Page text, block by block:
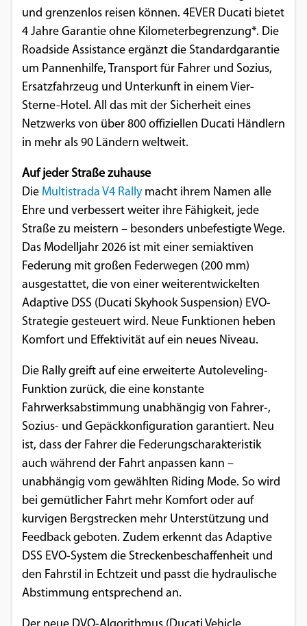
und grenzenlos reisen können. 4EVER Ducati bietet
4 Jahre Garantie ohne Kilometerbegrenzung*. Die
Roadside Assistance ergänzt die Standardgarantie
um Pannenhilfe, Transport für Fahrer und Sozius,
Ersatzfahrzeug und Unterkunft in einem Vier-
Sterne-Hotel. All das mit der Sicherheit eines
Netzwerks von über 800 offiziellen Ducati Händlern
in mehr als 90 Ländern weltweit.
Auf jeder Straße zuhause
Die Multistrada V4 Rallymacht ihrem Namen alle
Ehre und verbessert weiter ihre Fähigkeit, jede
Straße zu meistern – besonders unbefestigte Wege.
Das Modelljahr 2026 ist mit einer semiaktiven
Federung mit großen Federwegen (200 mm)
ausgestattet, die von einer weiterentwickelten
Adaptive DSS (Ducati Skyhook Suspension) EVO-
Strategie gesteuert wird. Neue Funktionen heben
Komfort und Effektivität auf ein neues Niveau.
Die Rally greift auf eine erweiterte Autoleveling-
Funktion zurück, die eine konstante
Fahrwerksabstimmung unabhängig von Fahrer-,
Sozius- und Gepäckkonfiguration garantiert. Neu
ist, dass der Fahrer die Federungscharakteristik
auch während der Fahrt anpassen kann –
unabhängig vom gewählten Riding Mode. So wird
bei gemütlicher Fahrt mehr Komfort oder auf
kurvigen Bergstrecken mehr Unterstützung und
Feedback geboten. Zudem erkennt das Adaptive
DSS EVO-System die Streckenbeschaffenheit und
den Fahrstil in Echtzeit und passt die hydraulische
Abstimmung entsprechend an.